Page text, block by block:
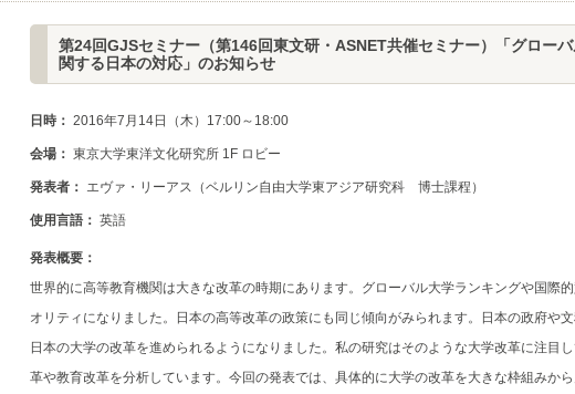
第24回GJSセミナー（第146回東文研・ASNET共催セミナー）「グロー
関する日本の対応」のお知らせ
日時： 2016年7月14日（木）17:00～18:00
会場： 東京大学東洋文化研究所 1F ロビー
発表者： エヴァ・リーアス（ベルリン自由大学東アジア研究科 博士課程）
使用言語： 英語
発表概要：
世界的に高等教育機関は大きな改革の時期にあります。グローバル大学ランキングや国際
オリティになりました。日本の高等改革の政策にも同じ傾向がみられます。日本の政府や
日本の大学の改革を進められるようになりました。私の研究はそのような大学改革に注目
革や教育改革を分析しています。今回の発表では、具体的に大学の改革を大きな枠組みか